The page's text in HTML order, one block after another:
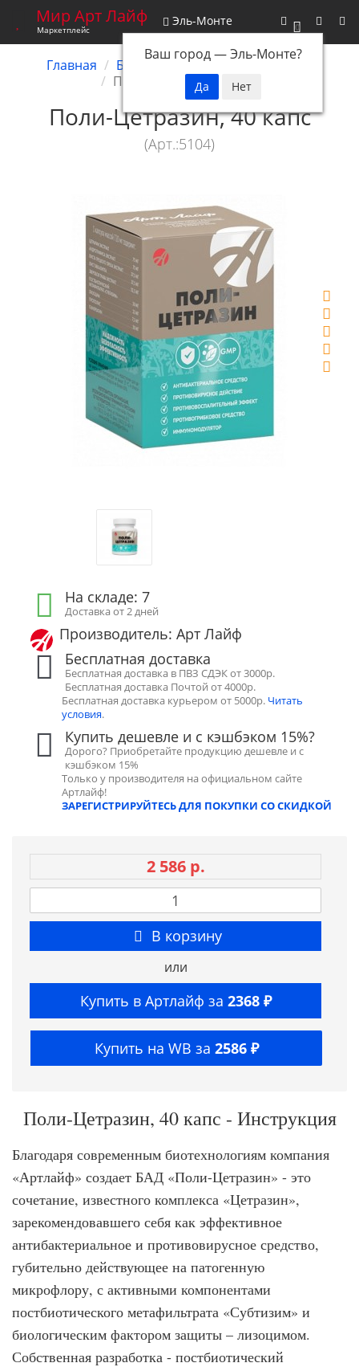
0
Мир Арт Лайф
Маркетплейс
Эль-Монте
Ваш город —Эль-Монте?
Главная Биокомплексы
Поли-Цетразин, 40 капс
Поли-Цетразин, 40 капс
(Арт.:5104)
На складе: 7
Доставка от 2 дней
Производитель: Арт Лайф
Бесплатная доставка
Бесплатная доставка в ПВЗ СДЭК от 3000р.
Бесплатная доставка Почтой от 4000р.
Бесплатная доставка курьером от 5000р. Читать
условия.
Купить дешевле и с кэшбэком 15%?
Дорого? Приобретайте продукцию дешевле и с
кэшбэком 15%
Только у производителя на официальном сайте
Артлайф!
ЗАРЕГИСТРИРУЙТЕСЬ ДЛЯ ПОКУПКИ СО СКИДКОЙ
2 586 р.
В корзину
или
Купить в Артлайф за 2368 ₽
Купить на WB за 2586 ₽
Поли-Цетразин, 40 капс - Инструкция
Благодаря современным биотехнологиям компания
«Артлайф» создает БАД «Поли-Цетразин» - это
сочетание, известного комплекса «Цетразин»,
зарекомендовавшего себя как эффективное
антибактериальное и противовирусное средство,
губительно действующее на патогенную
микрофлору, с активными компонентами
постбиотического метафильтрата «Субтизим» и
биологическим фактором защиты – лизоцимом.
Собственная разработка - постбиотический